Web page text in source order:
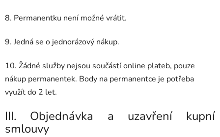
8. Permanentku není možné vrátit.
9. Jedná se o jednorázový nákup.
10. Žádné služby nejsou součástí online plateb, pouze
nákup permanentek. Body na permanentce je potřeba
využít do 2 let.
III. Objednávka a uzavření kupní
smlouvy